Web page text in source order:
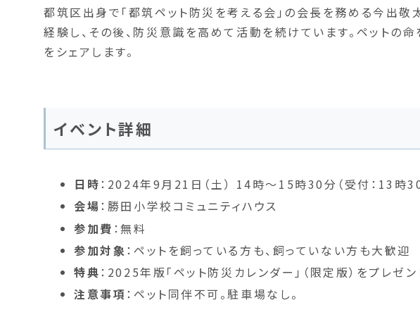
都筑区出身で「都筑ペット防災を考える会」の会長を務める今出
経験し、その後、防災意識を高めて活動を続けています。ペットの
をシェアします。
イベント詳細
日時 ：2024年9月21日（土） 14時～15時30分（受付：13時30
会場 ：勝田小学校コミュニティハウス
参加費 ：無料
参加対象 ：ペットを飼っている方も、飼っていない方も大歓迎
特典 ：2025年版「ペット防災カレンダー」（限定版）をプレゼン
注意事項 ：ペット同伴不可。駐車場なし。